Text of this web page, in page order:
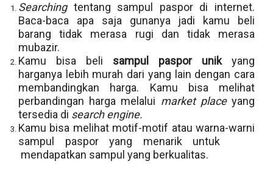
Searching tentang sampul paspor di internet.
Baca-baca apa saja gunanya jadi kamu beli
barang tidak merasa rugi dan tidak merasa
mubazir.
Kamu bisa beli sampul paspor unik yang
harganya lebih murah dari yang lain dengan cara
membandingkan harga. Kamu bisa melihat
perbandingan harga melalui market placeyang
tersedia di search engine.
Kamu bisa melihat motif-motif atau warna-warni
sampul paspor yang menarik untuk
mendapatkan sampul yang berkualitas.